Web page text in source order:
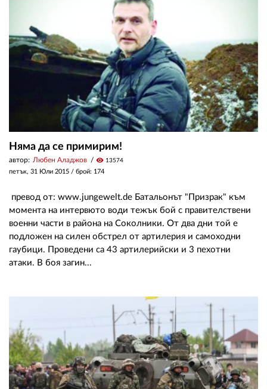
Няма да се примирим!
автор: Любен Аладжов visibility 13574
петък, 31 Юли 2015 / брой: 174
превод от: www.jungewelt.de Батальонът "Призрак" към
момента на интервюто води тежък бой с правителствени
военни части в района на Соколники. От два дни той е
подложен на силен обстрел от артилерия и самоходни
гаубици. Проведени са 43 артилерийски и 3 пехотни
атаки. В боя загин...